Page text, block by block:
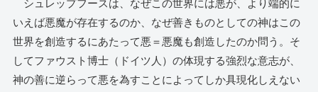
シュレップフースは、なぜこの世界には悪が、より端的に
いえば悪魔が存在するのか、なぜ善きものとしての神はこの
世界を創造するにあたって悪＝悪魔も創造したのか問う。そ
してファウスト博士（ドイツ人）の体現する強烈な意志が、
神の善に逆らって悪を為すことによってしか具現化しえない